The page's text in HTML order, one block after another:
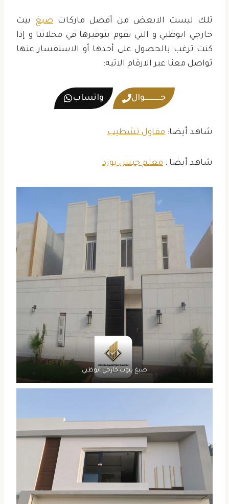
تلك ليست الابعض من أفضل ماركات صبغ
بيت
خارجي ابوظبي و التي نقوم بتوفيرها في محلاتنا و إذا
كنت ترغب بالحصول على أحدها أو الاستفسار عنها
تواصل معنا عبر الارقام الاتيه:
جــــــــــوال واتساب
شاهد أيضا: مقاول تشطيب
شاهد أيضا : معلم جبس بورد
صبغ بيوت خارجي ابوظبي